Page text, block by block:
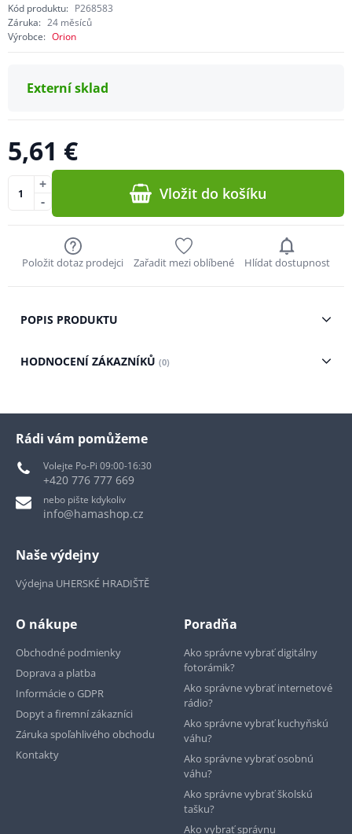
Kód produktu: P268583
Záruka: 24 měsíců
Výrobce: Orion
Externí sklad
5,61 €
-
+ Vložit do košíku
Položit dotaz prodejci Zařadit mezi oblíbené Hlídat dostupnost
POPIS PRODUKTU
HODNOCENÍ ZÁKAZNÍKŮ (0)
Rádi vám pomůžeme
Volejte Po-Pi 09:00-16:30
+420 776 777 669
nebo pište kdykoliv
info@hamashop.cz
Naše výdejny
Výdejna UHERSKÉ HRADIŠTĚ
O nákupe
Obchodné podmienky
Doprava a platba
Informácie o GDPR
Dopyt a firemní zákazníci
Záruka spoľahlivého obchodu
Kontakty
Poradňa
Ako správne vybrať digitálny
fotorámik?
Ako správne vybrať internetové
rádio?
Ako správne vybrať kuchyňskú
váhu?
Ako správne vybrať osobnú
váhu?
Ako správne vybrať školskú
tašku?
Ako vybrať správnu